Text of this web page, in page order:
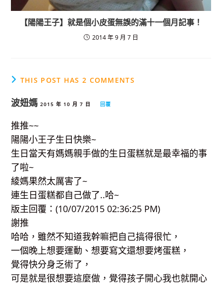
【陽陽王子】就是個小皮蛋無誤的滿十一個月記事！
2014 年 9 月 7 日
THIS POST HAS 2 COMMENTS
波妞媽 2015 年 10 月 7 日 回覆
推推~~
陽陽小王子生日快樂~
生日當天有媽媽親手做的生日蛋糕就是最幸福的事
了啦~
綾媽果然太厲害了~
連生日蛋糕都自己做了..哈~
版主回覆：(10/07/2015 02:36:25 PM)
謝推
哈哈，雖然不知道我幹嘛把自己搞得很忙，
一個晚上想要運動、想要寫文還想要烤蛋糕，
覺得快分身乏術了，
可是就是很想要這麼做，覺得孩子開心我也就開心